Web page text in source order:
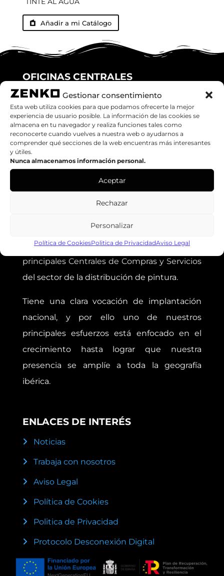
Gestionar consentimiento
Esta web utiliza cookies para que podamos ofrecerte la mejor
experiencia de usuario posible. La información de las cookies se
almacena en tu navegador y realiza funciones tales como
reconocerte cuando vuelves a nuestra web o ayudarnos a
comprender qué secciones de la web encuentras más interesantes
y útiles.
Nunca almacenamos información personal.
Aceptar
Rechazar
Personalizar
Política de CookiesPolitica de PrivacidadAviso Legal
Añadir a mi Catálogo
OFICINAS CENTRALES
C/ Miquel Ricomà, 18 1º, 2º
Granollers (08401), Barcelona
Teléfono: 938708626
Email: zenko@zenkoweb.teknokono.net
https://zenkoweb.teknokono.net
GRUPO ZENKO
El Grupo Zenko se encuentra entre las
principales Centrales de Compras y Servicios
del sector de la distribución de pintura.
Tiene una clara vocación de implantación
nacional, y por ello uno de nuestros
principales esfuerzos está enfocado en el
crecimiento hasta lograr que nuestra
presencia se amplíe a toda la geografía
ibérica.
ENLACES DE INTERÉS
Noticias
Trabaja con nosotros
Aviso Legal
Política de Cookies
Politica de Privacidad
Protocolo Desconexión Digital